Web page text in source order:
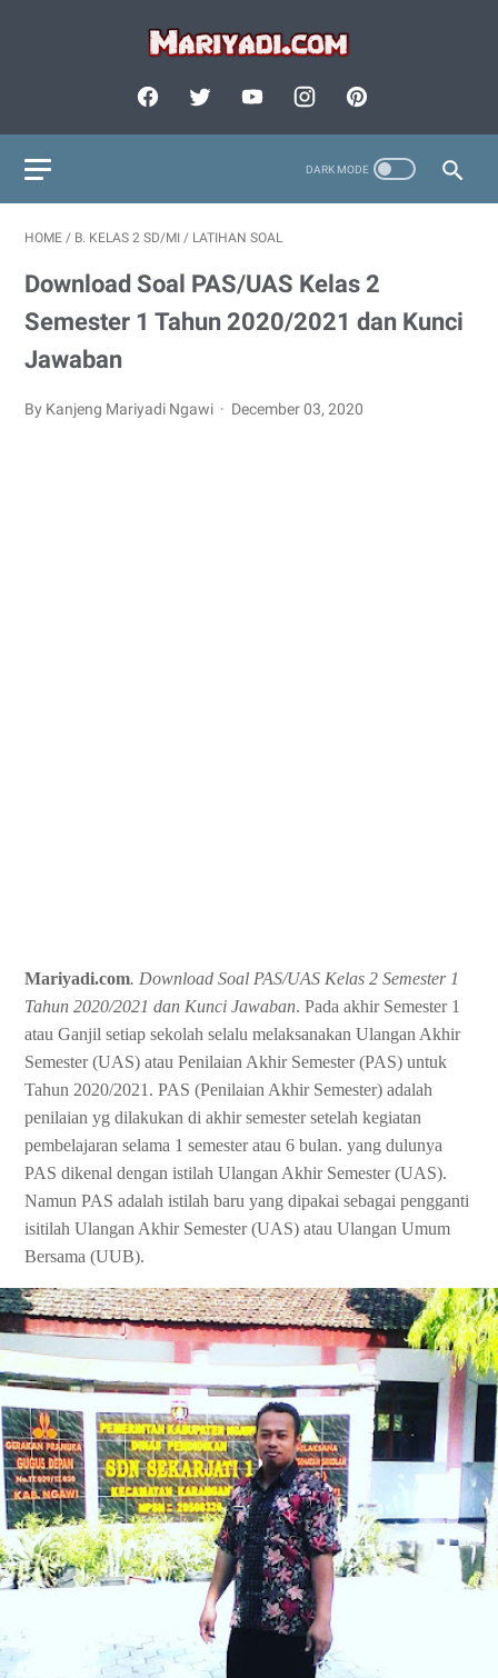
HOME / B. KELAS 2 SD/MI / LATIHAN SOAL
Download Soal PAS/UAS Kelas 2
Semester 1 Tahun 2020/2021 dan Kunci
Jawaban
By Kanjeng Mariyadi Ngawi December 03, 2020
Mariyadi.com. Download Soal PAS/UAS Kelas 2 Semester 1
Tahun 2020/2021 dan Kunci Jawaban. Pada akhir Semester 1
atau Ganjil setiap sekolah selalu melaksanakan Ulangan Akhir
Semester (UAS) atau Penilaian Akhir Semester (PAS) untuk
Tahun 2020/2021. PAS (Penilaian Akhir Semester) adalah
penilaian yg dilakukan di akhir semester setelah kegiatan
pembelajaran selama 1 semester atau 6 bulan. yang dulunya
PAS dikenal dengan istilah Ulangan Akhir Semester (UAS).
Namun PAS adalah istilah baru yang dipakai sebagai pengganti
isitilah Ulangan Akhir Semester (UAS) atau Ulangan Umum
Bersama (UUB).